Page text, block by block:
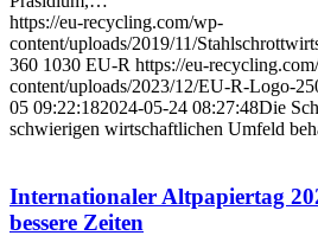
https://eu-recycling.com/wp-
content/uploads/2019/11/
360 1030 EU-R https://eu-
content/uploads/2023/12/EU-R-Logo-
05 09:22:182024-05-24 08:27:48Die
schwierigen wirtschaftlichen Umfeld
Internationaler Altpapiertag
bessere Zeiten